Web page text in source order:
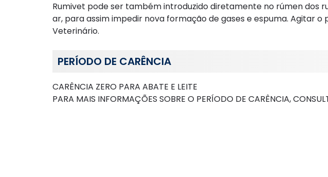
Rumivet pode ser também introduzido diretamente no rúmen dos
ar, para assim impedir nova formação de gases e espuma. Agitar
Veterinário.
PERÍODO DE CARÊNCIA
CARÊNCIA ZERO PARA ABATE E LEITE
PARA MAIS INFORMAÇÕES SOBRE O PERÍODO DE CARÊNCIA,